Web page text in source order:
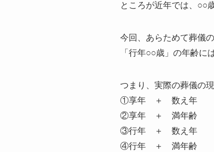
ところが近年では、○○
今回、あらためて葬儀
「行年○○歳」の年齢に
つまり、実際の葬儀の
①享年 ＋ 数え年
②享年 ＋ 満年齢
③行年 ＋ 数え年
④行年 ＋ 満年齢